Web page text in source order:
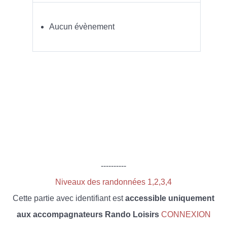
Aucun évènement
----------
Niveaux des randonnées 1,2,3,4
Cette partie avec identifiant estaccessible uniquement
aux accompagnateurs Rando Loisirs CONNEXION